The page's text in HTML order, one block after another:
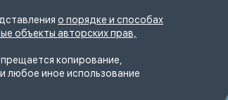
о порядке и способах
объекты авторских прав,
копирование,
любое иное использование